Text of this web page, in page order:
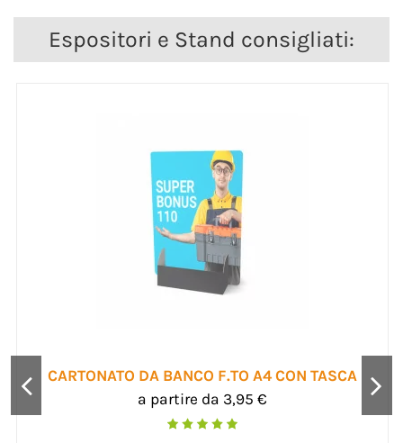
Espositori e Stand consigliati:
CARTONATO DA BANCO F.TO A4 CON TASCA
a partire da 3,95 €